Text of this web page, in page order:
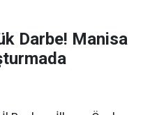
Darbe! Manisa